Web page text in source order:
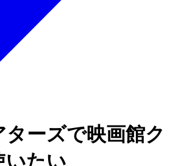
ーズで映画館ク
いたい